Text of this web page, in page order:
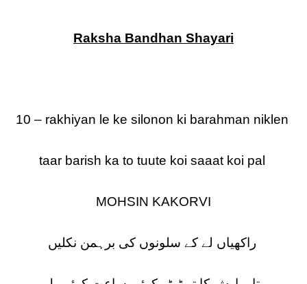
Raksha Bandhan Shayari
10 – rakhiyan le ke silonon ki barahman niklen
taar barish ka to tuute koi saaat koi pal
MOHSIN KAKORVI